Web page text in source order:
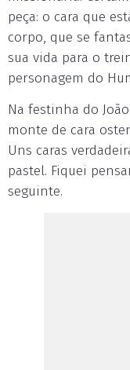
peça: o cara que
corpo, que se
sua vida para o
personagem do
Na festinha do
monte de cara
Uns caras
pastel. Fiquei
seguinte.